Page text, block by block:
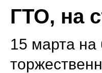
ГТО, на
15 марта